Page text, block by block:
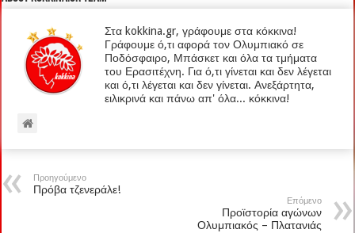
Στα kokkina.gr, γράφουμε στα κόκκινα!
Γράφουμε ό,τι αφορά τον Ολυμπιακό σε
Ποδόσφαιρο, Μπάσκετ και όλα τα τμήματα
του Ερασιτέχνη. Για ό,τι γίνεται και δεν λέγεται
και ό,τι λέγεται και δεν γίνεται. Ανεξάρτητα,
ειλικρινά και πάνω απ' όλα... κόκκινα!
Προηγούμενο
Πρόβα τζενεράλε!
Επόμενο
Προϊστορία αγώνων
Ολυμπιακός – Πλατανιάς